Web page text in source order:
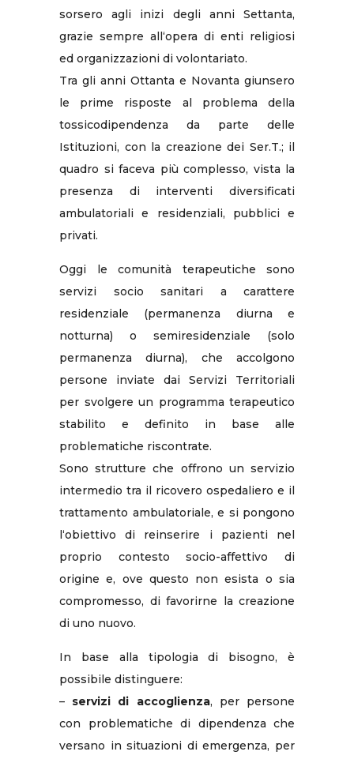
sorsero agli inizi degli anni Settanta,
grazie sempre all‘opera di enti religiosi
ed organizzazioni di volontariato.
Tra gli anni Ottanta e Novanta giunsero
le prime risposte al problema della
tossicodipendenza da parte delle
Istituzioni, con la creazione dei Ser.T.; il
quadro si faceva più complesso, vista la
presenza di interventi diversificati
ambulatoriali e residenziali, pubblici e
privati.
Oggi le comunità terapeutiche sono
servizi socio sanitari a carattere
residenziale (permanenza diurna e
notturna) o semiresidenziale (solo
permanenza diurna), che accolgono
persone inviate dai Servizi Territoriali
per svolgere un programma terapeutico
stabilito e definito in base alle
problematiche riscontrate.
Sono strutture che offrono un servizio
intermedio tra il ricovero ospedaliero e il
trattamento ambulatoriale, e si pongono
l‘obiettivo di reinserire i pazienti nel
proprio contesto socio-affettivo di
origine e, ove questo non esista o sia
compromesso, di favorirne la creazione
di uno nuovo.
In base alla tipologia di bisogno, è
possibile distinguere:
– servizi di accoglienza, per persone
con problematiche di dipendenza che
versano in situazioni di emergenza, per